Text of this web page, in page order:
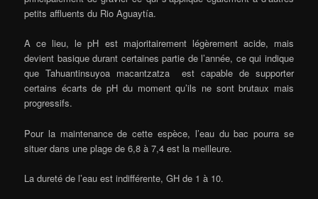
petits affluents du Rio Aguaytía.
A ce lieu, le pH est majoritairement légèrement acide, mais
devient basique durant certaines partie de l’année, ce qui indique
que Tahuantinsuyoa macantzatza est capable de supporter
certains écarts de pH du moment qu’ils ne sont brutaux mais
progressifs.
Pour la maintenance de cette espèce, l’eau du bac pourra se
situer dans une plage de 6,8 à 7,4 est la meilleure.
La dureté de l’eau est indifférente, GH de 1 à 10.